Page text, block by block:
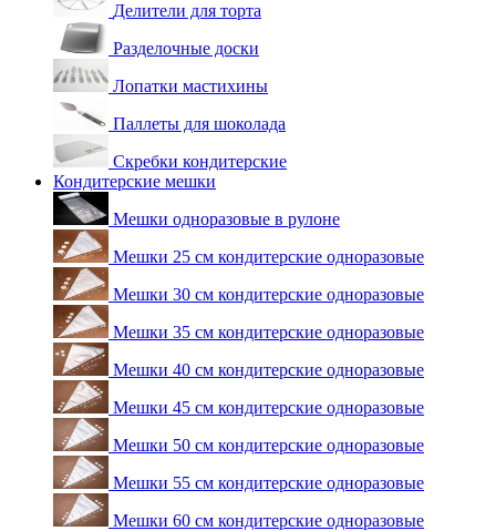
Делители для торта
Разделочные доски
Лопатки мастихины
Паллеты для шоколада
Скребки кондитерские
Кондитерские мешки
Мешки одноразовые в рулоне
Мешки 25 см кондитерские одноразовые
Мешки 30 см кондитерские одноразовые
Мешки 35 см кондитерские одноразовые
Мешки 40 см кондитерские одноразовые
Мешки 45 см кондитерские одноразовые
Мешки 50 см кондитерские одноразовые
Мешки 55 см кондитерские одноразовые
Мешки 60 см кондитерские одноразовые